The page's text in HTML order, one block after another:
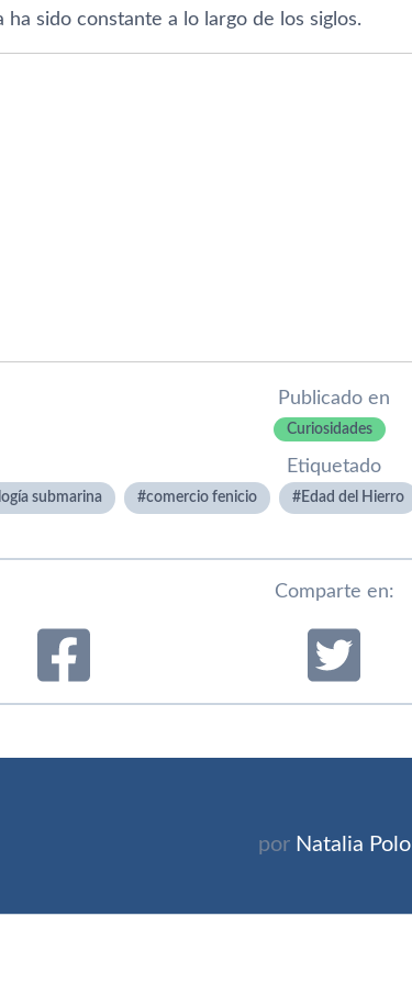
ha sido constante a lo largo de los siglos.
Publicado en
Curiosidades
Etiquetado
submarina comercio fenicio Edad del Hierro
Comparte en:
por Natalia Polo